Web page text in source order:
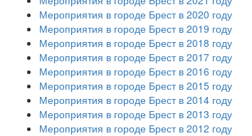
Мероприятия в городе Брест в 2020 году
Мероприятия в городе Брест в 2019 году
Мероприятия в городе Брест в 2018 году
Мероприятия в городе Брест в 2017 году
Мероприятия в городе Брест в 2016 году
Мероприятия в городе Брест в 2015 году
Мероприятия в городе Брест в 2014 году
Мероприятия в городе Брест в 2013 году
Мероприятия в городе Брест в 2012 году